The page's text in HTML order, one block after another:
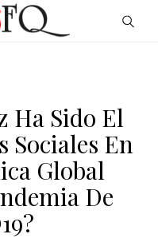
Ha Sido El
Sociales En
Global
De